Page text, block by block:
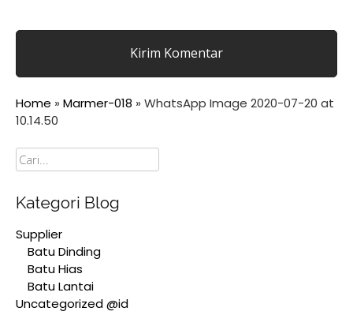
Home » Marmer-018 » WhatsApp Image 2020-07-20 at
10.14.50
Cari
Kategori Blog
Supplier
Batu Dinding
Batu Hias
Batu Lantai
Uncategorized @id